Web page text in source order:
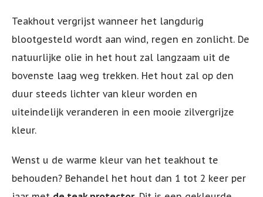
Teakhout vergrijst wanneer het langdurig
blootgesteld wordt aan wind, regen en zonlicht. De
natuurlijke olie in het hout zal langzaam uit de
bovenste laag weg trekken. Het hout zal op den
duur steeds lichter van kleur worden en
uiteindelijk veranderen in een mooie zilvergrijze
kleur.
Wenst u de warme kleur van het teakhout te
behouden? Behandel het hout dan 1 tot 2 keer per